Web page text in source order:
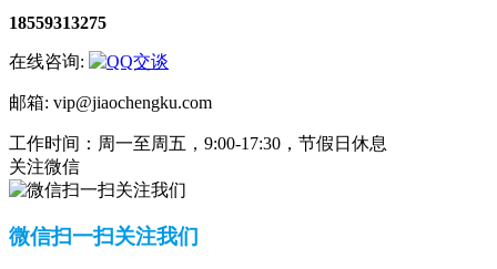
18559313275
在线咨询:
邮箱: vip@jiaochengku.com
工作时间：周一至周五，9:00-17:30，节假日休息
关注微信
微信扫一扫关注我们